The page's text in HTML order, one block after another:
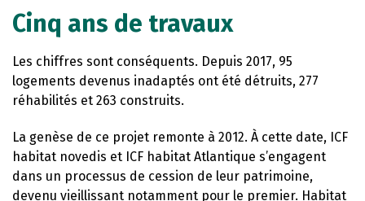
Cinq ans de travaux
Les chiffres sont conséquents. Depuis 2017, 95
logements devenus inadaptés ont été détruits, 277
réhabilités et 263 construits.
La genèse de ce projet remonte à 2012. À cette date, ICF
habitat novedis et ICF habitat Atlantique s’engagent
dans un processus de cession de leur patrimoine,
devenu vieillissant notamment pour le premier. Habitat